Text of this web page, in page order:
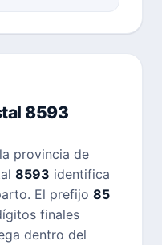
8593
provincia de
8593 identifica
El prefijo 85
finales
dentro del